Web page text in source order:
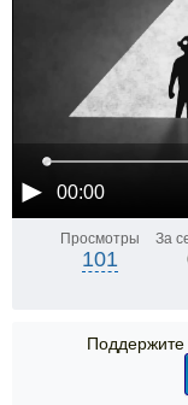
00:00
Просмотры
101
За